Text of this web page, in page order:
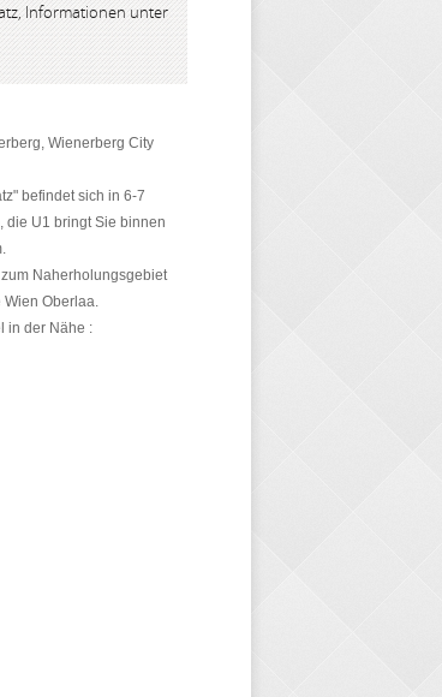
Informationen unter
Wienerberg City
befindet sich in 6-7
die U1 bringt Sie binnen
Naherholungsgebiet
Wien Oberlaa.
in der Nähe :